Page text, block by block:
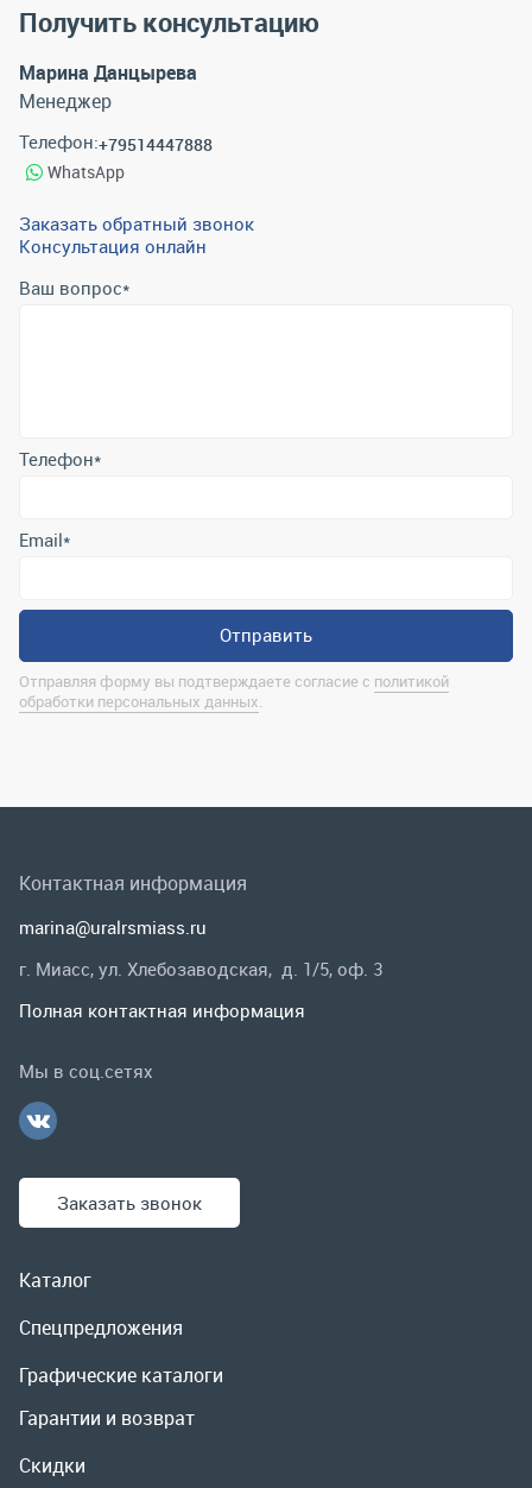
Получить консультацию
Марина Данцырева
Менеджер
Телефон:+79514447888
WhatsApp
Заказать обратный звонок
Консультация онлайн
Ваш вопрос*
Отправляя форму вы подтверждаете согласие с
Спецпредложения
Гарантии и возврат
Контактная информация
marina@uralrsmiass.ru
Заказать звонок